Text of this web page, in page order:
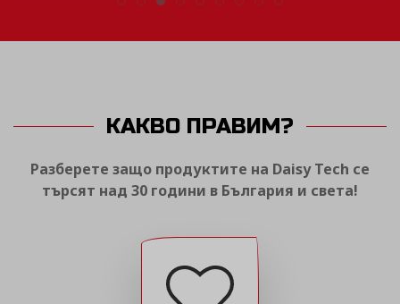
КАКВО ПРАВИМ?
Разберете защо продуктите на Daisy Tech се
търсят над 30 години в България и света!